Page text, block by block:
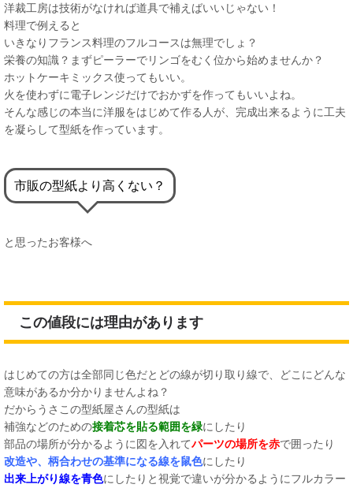
洋裁工房は技術がなければ道具で補えばいいじゃない！
料理で例えると
いきなりフランス料理のフルコースは無理でしょ？
栄養の知識？まずピーラーでリンゴをむく位から始めませんか？
ホットケーキミックス使ってもいい。
火を使わずに電子レンジだけでおかずを作ってもいいよね。
そんな感じの本当に洋服をはじめて作る人が、完成出来るように工夫
を凝らして型紙を作っています。
市販の型紙より高くない？
と思ったお客様へ
この値段には理由があります
はじめての方は全部同じ色だとどの線が切り取り線で、どこにどんな
意味があるか分かりませんよね？
だからうさこの型紙屋さんの型紙は
補強などのための接着芯を貼る範囲を緑にしたり
部品の場所が分かるように図を入れてパーツの場所を赤で囲ったり
改造や、柄合わせの基準になる線を鼠色にしたり
出来上がり線を青色にしたりと視覚で違いが分かるようにフルカラー